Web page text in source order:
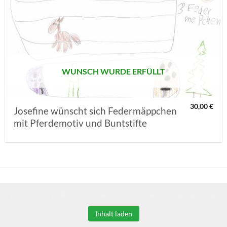
AUF MEINE
MERKLISTE
WUNSCH WURDE ERFÜLLT
Josefine wünscht sich Federmäppchen
mit Pferdemotiv und Buntstifte
30,00€
Inhalt laden